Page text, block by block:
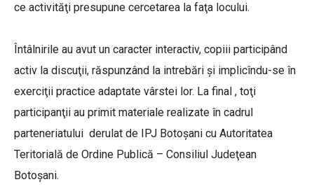
ce activităţi presupune cercetarea la faţa locului.
Întâlnirile au avut un caracter interactiv, copiii participând
activ la discuţii, răspunzând la intrebări şi implicîndu-se în
exerciţii practice adaptate vârstei lor. La final , toţi
participanţii au primit materiale realizate în cadrul
parteneriatului derulat de IPJ Botoşani cu Autoritatea
Teritorială de Ordine Publică – Consiliul Judeţean
Botoşani.